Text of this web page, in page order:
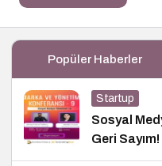
Popüler Haberler
Startup
Sosyal
Geri Sayım!